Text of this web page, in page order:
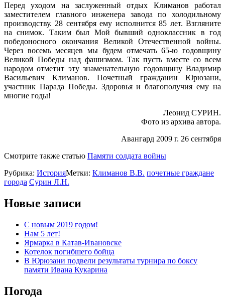
Перед уходом на заслуженный отдых Климанов работал
заместителем главного инженера завода по холодильному
производству. 28 сентября ему исполнится 85 лет. Взгляните
на снимок. Таким был Мой бывший одноклассник в год
победоносного окончания Великой Отечественной войны.
Через восемь месяцев мы будем отмечать 65-ю годовщину
Великой Победы над фашизмом. Так пусть вместе со всем
народом отметит эту знаменательную годовщину Владимир
Васильевич Климанов. Почетный гражданин Юрюзани,
участник Парада Победы. Здоровья и благополучия ему на
многие годы!
Леонид СУРИН.
Фото из архива автора.
Авангард 2009 г. 26 сентября
Смотрите также статью Памяти солдата войны
Рубрика: ИсторияМетки: Климанов В.В. почетные граждане
города Сурин Л.Н.
Новые записи
С новым 2019 годом!
Нам 5 лет!
Ярмарка в Катав-Ивановске
Котелок погибшего бойца
В Юрюзани подвели результаты турнира по боксу
памяти Ивана Кукарина
Погода